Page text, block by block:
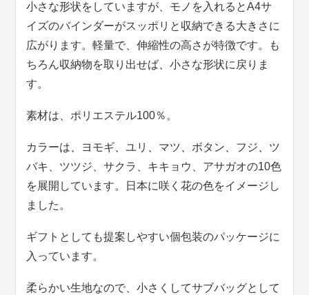
小さな形状をしていますが、モノを入れるとA4サ
イズのバインダーがスッポリと収納できる大きさに
広がります。軽量で、伸縮性の高さが特徴です。も
ちろん収納物を取り出せば、小さな形状に戻りま
す。
素材は、ポリエステル100％。
カラーは、ヨモギ、ユリ、マツ、ボタン、フジ、ツ
バキ、ツツジ、サクラ、キキョウ、アサガオの10色
を展開しています。日本に咲く花の色をイメージし
ました。
ギフトとしても提案しやすい個包装のパッケージに
入っています。
柔らかい生地なので、小さくしてサブバッグとして